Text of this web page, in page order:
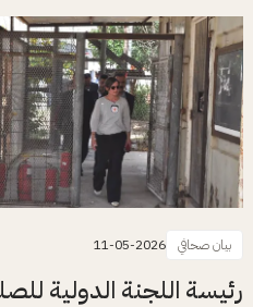
بيان صحافي 11-05-2026
رئيسة اللجنة الدولية